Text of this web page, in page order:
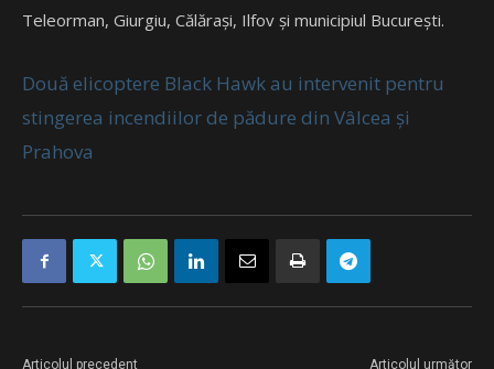
Teleorman, Giurgiu, Călăraşi, Ilfov şi municipiul Bucureşti.
Două elicoptere Black Hawk au intervenit pentru
stingerea incendiilor de pădure din Vâlcea şi
Prahova
Articolul precedent Articolul următor